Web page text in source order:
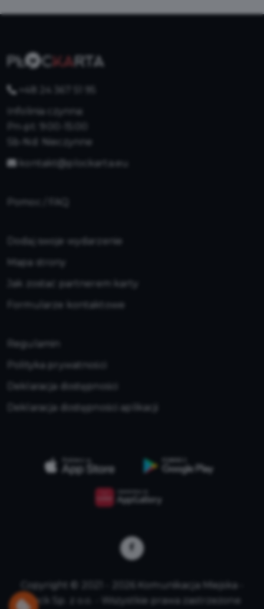
+48 24 367 51 95
Infolinia czynna:
Pn-pt: 9:00-15:00
Sb-Nd: Nieczynne
kontakt@plockarta.eu
Dodaj swoje wydarzenie
Mapa strony
Jak zostać partnerem karty
Formularze kontaktowe
Regulamin
Polityka prywatności
Deklaracja dostępności
Deklaracja dostępności aplikacji
Copyright © 2021 - 2026 Komunikacja Miejska -
Płock Sp. z o.o. - Wszystkie prawa zastrzeżone